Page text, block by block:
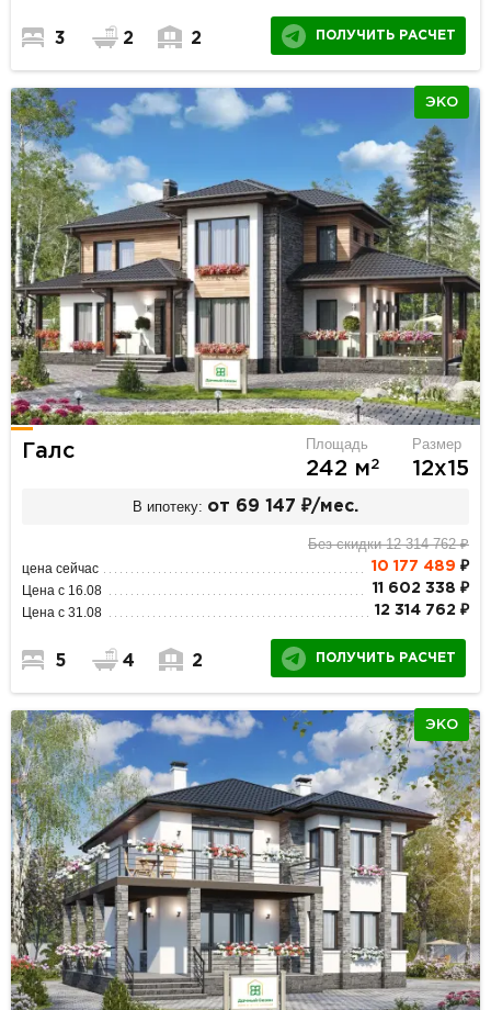
3 2 2 ПОЛУЧИТЬ РАСЧЕТ
ЭКО
Галс Площадь
242 м2
Размер
12х15
В ипотеку: от 69 147 ₽/мес.
Без скидки 12 314 762 ₽
цена сейчас 10 177 489 ₽
Цена с 16.08 11 602 338 ₽
Цена с 31.08 12 314 762 ₽
5 4 2 ПОЛУЧИТЬ РАСЧЕТ
ЭКО